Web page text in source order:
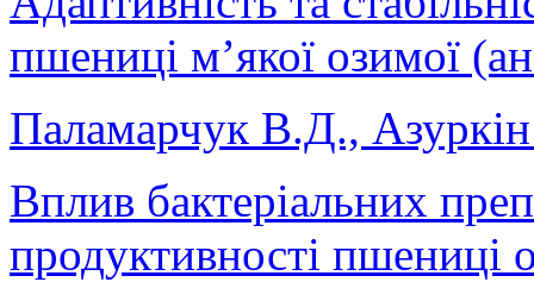
пшениці мʼякої озимої
Паламарчук В.Д.,
Вплив бактеріальних
продуктивності пшениці